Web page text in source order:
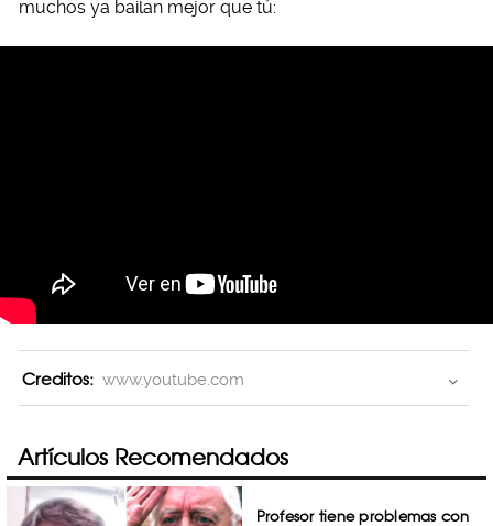
muchos ya bailan mejor que tú:
Creditos: www.youtube.com
Artículos Recomendados
Profesor tiene problemas con